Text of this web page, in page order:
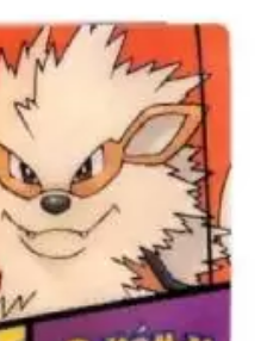
€20.00